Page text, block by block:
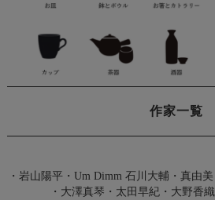
作家一覧
・ 岩山陽平・ Um Dimm 石川大輔・真由美
・ 大澤真琴 ・ 太田早紀 ・ 大野香織